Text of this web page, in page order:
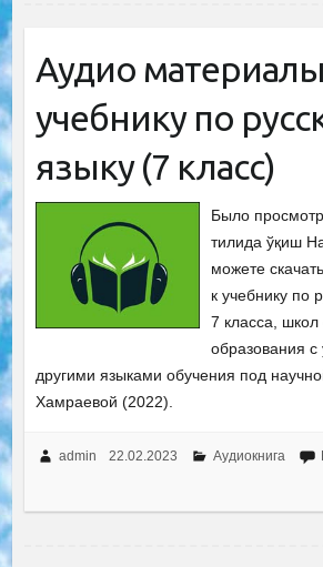
Аудио
учебнику по
языку (7 класс)
Было
тилида ўқиш
можете
к учебнику по
7 класса,
образования с
другими языками обучения под
Хамраевой (2022).
admin 22.02.2023 Аудиокнига